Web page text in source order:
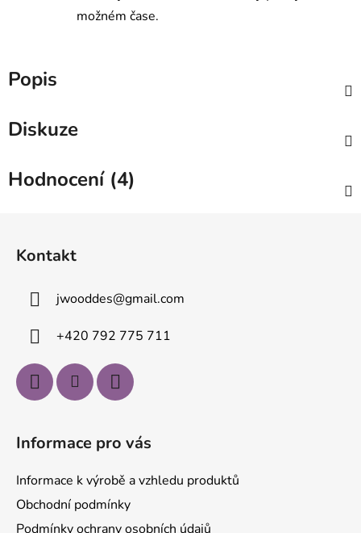
možném čase.
Popis
Diskuze
Hodnocení (4)
Kontakt
jwooddes@gmail.com
+420 792 775 711
Informace pro vás
Informace k výrobě a vzhledu produktů
Obchodní podmínky
Podmínky ochrany osobních údajů